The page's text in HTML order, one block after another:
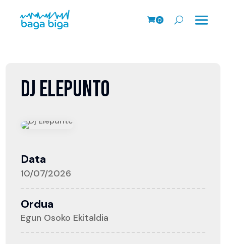
0
DJ ELEPUNTO
Data
10/07/2026
Ordua
Egun Osoko Ekitaldia